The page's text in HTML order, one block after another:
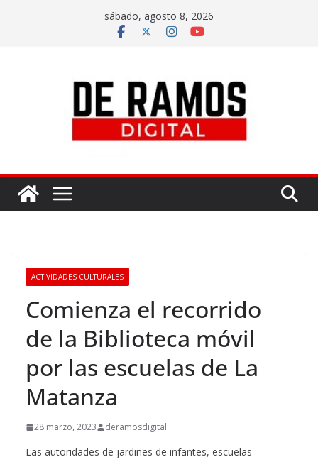
sábado, agosto 8, 2026
ACTIVIDADES CULTURALES
Comienza el recorrido
de la Biblioteca móvil
por las escuelas de La
Matanza
28 marzo, 2023 deramosdigital
Las autoridades de jardines de infantes, escuelas